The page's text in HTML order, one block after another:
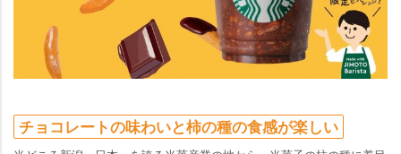
チョコレートの味わいと柿の種の食感が楽しい